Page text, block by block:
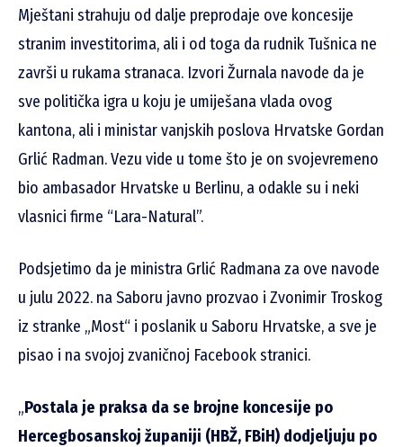
Mještani strahuju od dalje preprodaje ove koncesije
stranim investitorima, ali i od toga da rudnik Tušnica ne
završi u rukama stranaca. Izvori Žurnala navode da je
sve politička igra u koju je umiješana vlada ovog
kantona, ali i ministar vanjskih poslova Hrvatske Gordan
Grlić Radman. Vezu vide u tome što je on svojevremeno
bio ambasador Hrvatske u Berlinu, a odakle su i neki
vlasnici firme “Lara-Natural”.
Podsjetimo da je ministra Grlić Radmana za ove navode
u julu 2022. na Saboru javno prozvao i Zvonimir Troskog
iz stranke „Most“ i poslanik u Saboru Hrvatske, a sve je
pisao i na svojoj zvaničnoj Facebook stranici.
„Postala je praksa da se brojne koncesije po
Hercegbosanskoj županiji (HBŽ, FBiH) dodjeljuju po